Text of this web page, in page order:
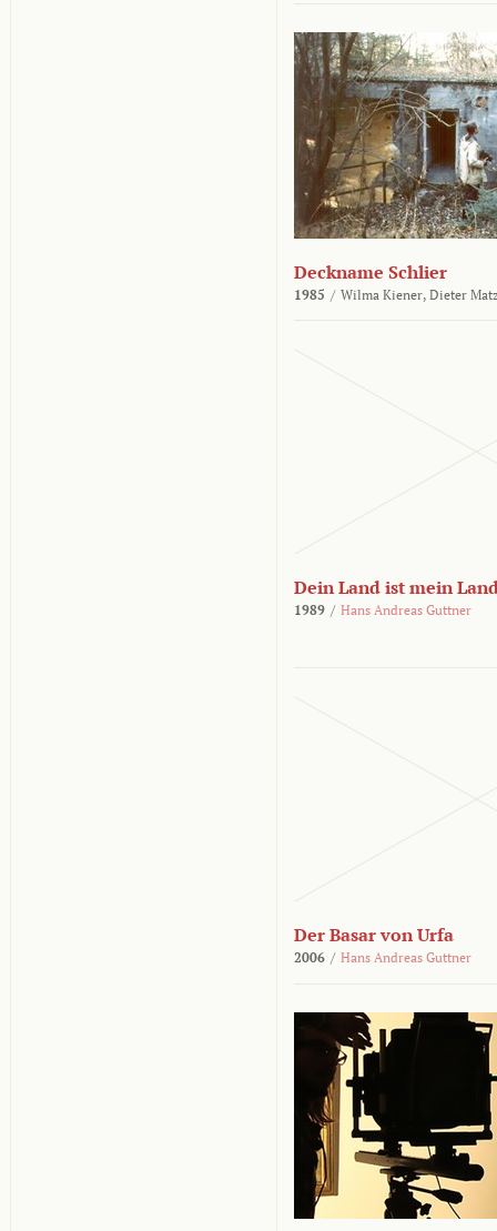
Deckname Schlier
1985 / Wilma Kiener, Dieter
Dein Land ist mein
1989 / Hans Andreas Guttner
Der Basar von Urfa
2006 / Hans Andreas Guttner